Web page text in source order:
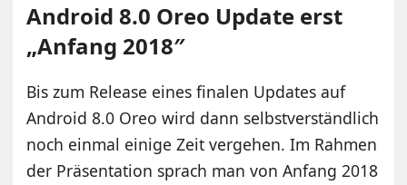
Android 8.0 Oreo Update erst
„Anfang 2018″
Bis zum Release eines finalen Updates auf
Android 8.0 Oreo wird dann selbstverständlich
noch einmal einige Zeit vergehen. Im Rahmen
der Präsentation sprach man von Anfang 2018